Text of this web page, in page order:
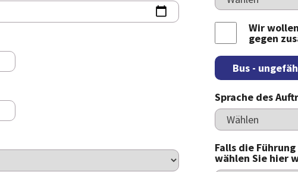
Wir
gegen
Bus -
Sprache des
Falls die
wählen Sie hier